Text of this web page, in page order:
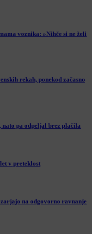
voznika: »Nihče si ne želi
rekah, ponekod začasno
pa odpeljal brez plačila
v preteklost
na odgovorno ravnanje